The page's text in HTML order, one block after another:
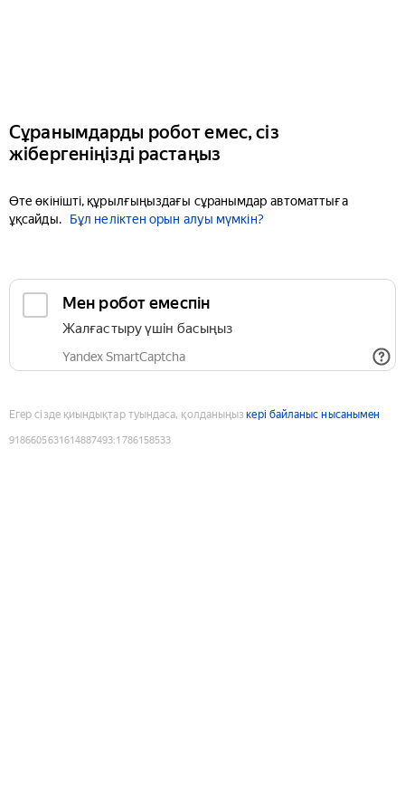
Сұранымдарды робот емес, сіз
жібергеніңізді растаңыз
Өте өкінішті, құрылғыңыздағы сұранымдар автоматтыға
ұқсайды.
Бұл неліктен орын алуы мүмкін?
Мен робот емеспін
Жалғастыру үшін басыңыз
Yandex SmartCaptcha
Егер сізде қиындықтар туындаса, қолданыңыз кері байланыс нысанымен
9186605631614887493:1786158533